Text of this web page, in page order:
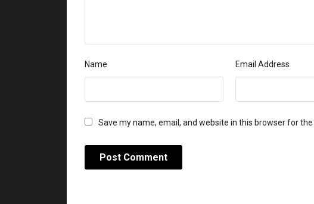
Name Email Address
Save my name, email, and website in this browser for